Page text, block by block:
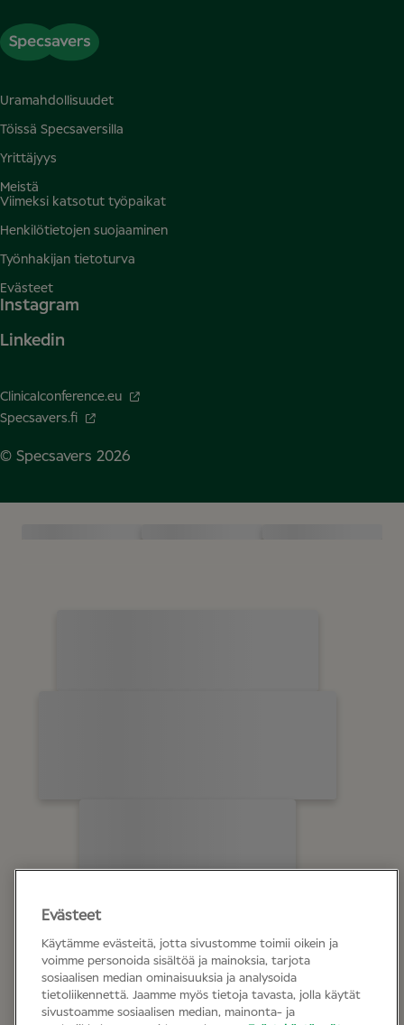
Uramahdollisuudet
Töissä Specsaversilla
Yrittäjyys
Meistä
Viimeksi katsotut työpaikat
Henkilötietojen suojaaminen
Työnhakijan tietoturva
Evästeet
Instagram
Linkedin
Clinicalconference.eu
Specsavers.fi
© Specsavers 2026
Evästeet
Käytämme evästeitä, jotta sivustomme toimii oikein ja
voimme personoida sisältöä ja mainoksia, tarjota
sosiaalisen median ominaisuuksia ja analysoida
tietoliikennettä. Jaamme myös tietoja tavasta, jolla käytät
sivustoamme sosiaalisen median, mainonta- ja